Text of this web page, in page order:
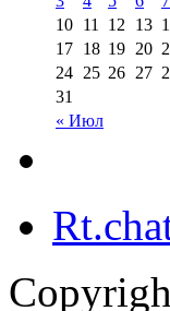
« Июл
10 11 12 13
17 18 19 20
24 25 26 27
31